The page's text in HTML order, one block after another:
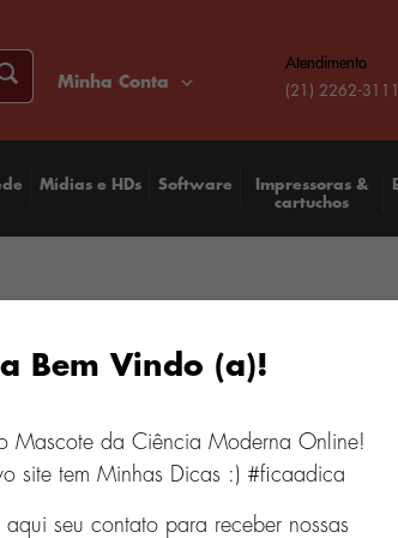
Minha Conta
Atendimento
(21) 2262-
Mídias e HDs Software
Impressoras &
cartuchos
Cartucho de Tinta
CC640WB
R$ 148,00 2x R$
Bem Vindo (a)!
Mascote da Ciência Moderna Online!
site tem Minhas Dicas :) #ficaadica
seu contato para receber nossas